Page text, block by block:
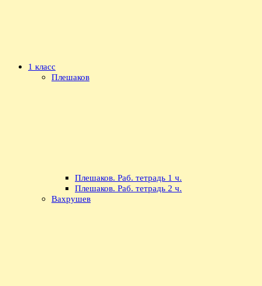
1 класс
Плешаков
Плешаков. Раб. тетрадь 1 ч.
Плешаков. Раб. тетрадь 2 ч.
Вахрушев